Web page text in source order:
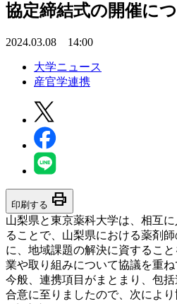
協定締結式の開催に
2024.03.08 14:00
大学ニュース
産官学連携
印刷する print
山梨県と東京薬科大学は、相互
ることで、山梨県における薬剤
に、地域課題の解決に資するこ
業や取り組みについて協議を重ね
今般、連携項目がまとまり、包
合意に至りましたので、次により